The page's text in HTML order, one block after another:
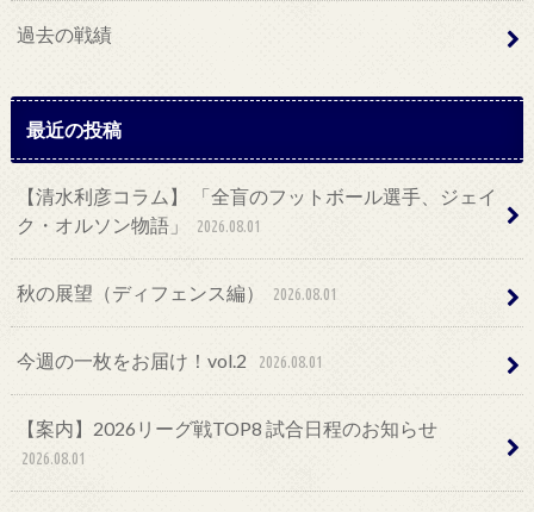
過去の戦績
最近の投稿
【清水利彦コラム】 「全盲のフットボール選手、ジェイ
ク・オルソン物語」
2026.08.01
秋の展望（ディフェンス編） 2026.08.01
今週の一枚をお届け！vol.2 2026.08.01
【案内】2026リーグ戦TOP8 試合日程のお知らせ
2026.08.01